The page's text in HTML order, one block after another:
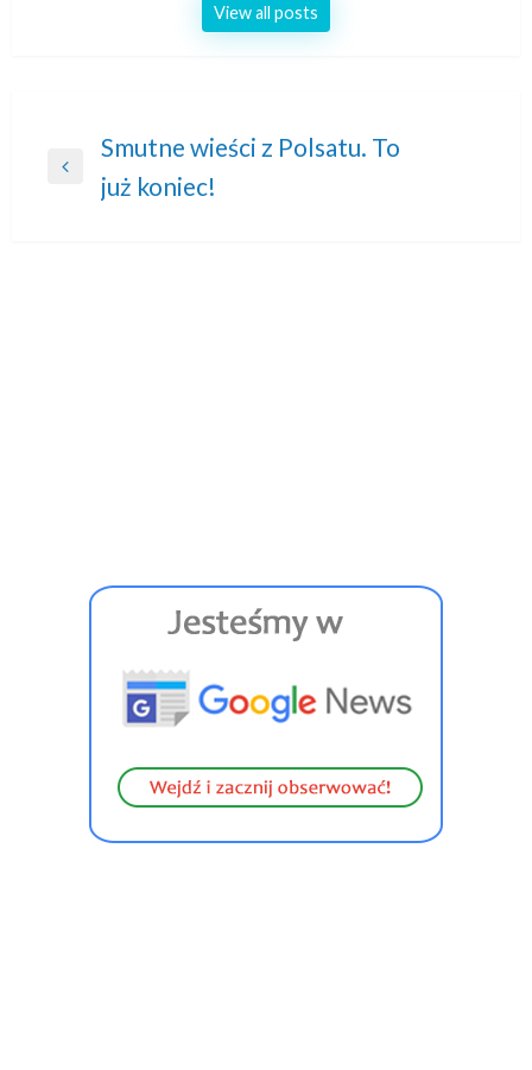
View all posts
Nawigacja
wpisu
Previous
Smutne wieści z Polsatu. To
już koniec!